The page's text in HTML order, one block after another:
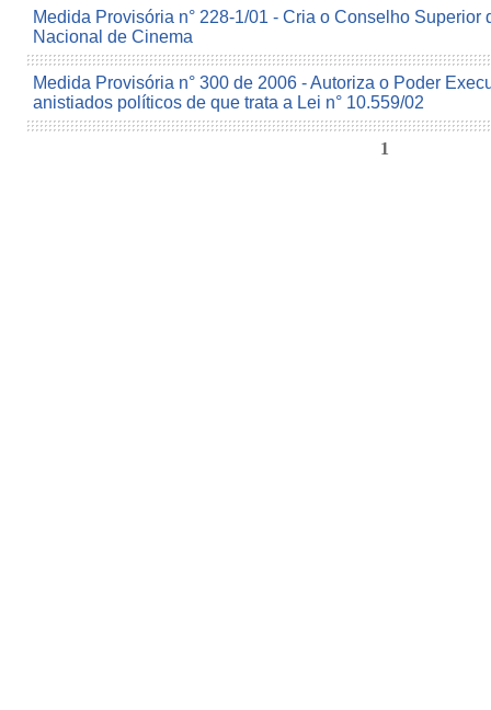
Medida Provisória n° 228-1/01 - Cria o Conselho Superior
Nacional de Cinema
Medida Provisória n° 300 de 2006 - Autoriza o Poder
anistiados políticos de que trata a Lei n° 10.559/02
1